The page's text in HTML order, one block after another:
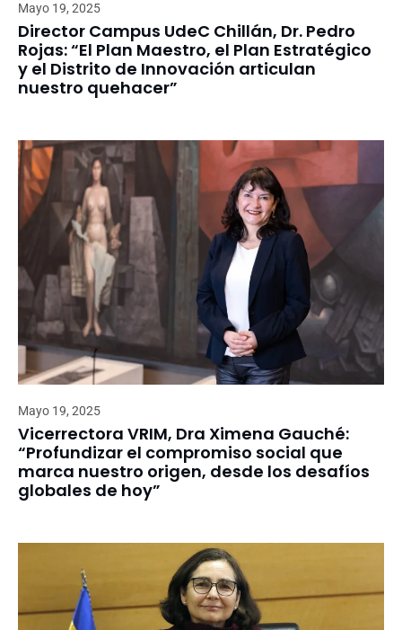
Mayo 19, 2025
Director Campus UdeC Chillán, Dr. Pedro
Rojas: “El Plan Maestro, el Plan Estratégico
y el Distrito de Innovación articulan
nuestro quehacer”
Mayo 19, 2025
Vicerrectora VRIM, Dra Ximena Gauché:
“Profundizar el compromiso social que
marca nuestro origen, desde los desafíos
globales de hoy”